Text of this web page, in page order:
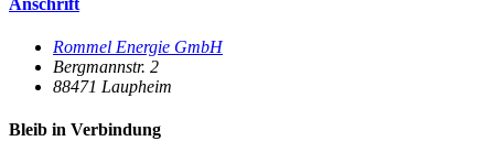
Rommel Energie GmbH
Bergmannstr. 2
88471 Laupheim
Bleib in Verbindung